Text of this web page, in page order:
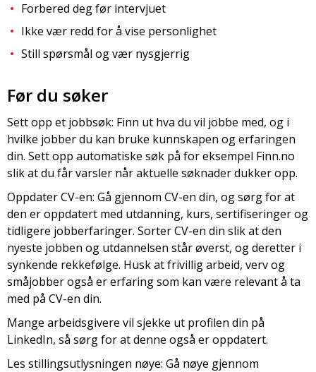
Forbered deg før intervjuet
Ikke vær redd for å vise personlighet
Still spørsmål og vær nysgjerrig
Før du søker
Sett opp et jobbsøk: Finn ut hva du vil jobbe med, og i
hvilke jobber du kan bruke kunnskapen og erfaringen
din. Sett opp automatiske søk på for eksempel Finn.no
slik at du får varsler når aktuelle søknader dukker opp.
Oppdater CV-en: Gå gjennom CV-en din, og sørg for at
den er oppdatert med utdanning, kurs, sertifiseringer og
tidligere jobberfaringer. Sorter CV-en din slik at den
nyeste jobben og utdannelsen står øverst, og deretter i
synkende rekkefølge. Husk at frivillig arbeid, verv og
småjobber også er erfaring som kan være relevant å ta
med på CV-en din.
Mange arbeidsgivere vil sjekke ut profilen din på
LinkedIn, så sørg for at denne også er oppdatert.
Les stillingsutlysningen nøye: Gå nøye gjennom